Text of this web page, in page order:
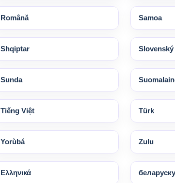
Română Samoa
Shqiptar Slovenský
Sunda
Tiếng Việt Türk
Yorùbá Zulu
Ελληνικά